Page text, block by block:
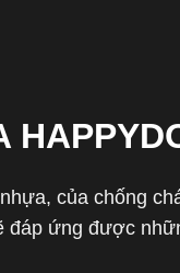
của chống
ứng được